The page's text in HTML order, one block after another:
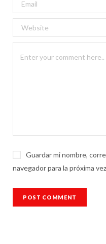
Guardar mi nombre,
navegador para la próxima